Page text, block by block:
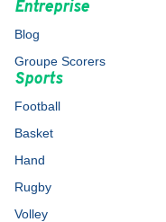
Entreprise
Blog
Groupe Scorers
Sports
Football
Basket
Hand
Rugby
Volley